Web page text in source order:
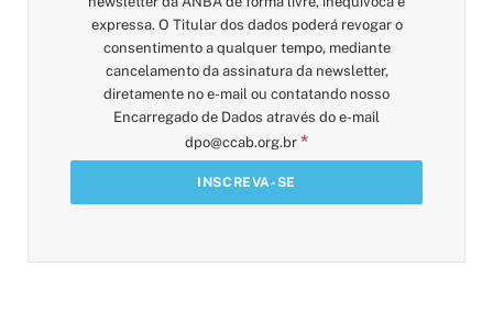
expressa. O Titular dos dados poderá revogar o
consentimento a qualquer tempo, mediante
cancelamento da assinatura da newsletter,
diretamente no e-mail ou contatando nosso
Encarregado de Dados através do e-mail
dpo@ccab.org.br *